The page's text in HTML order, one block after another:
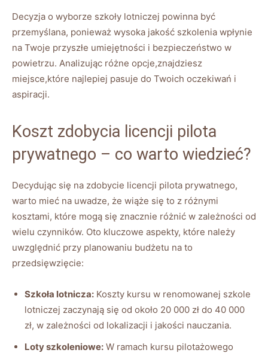
Decyzja o wyborze szkoły lotniczej powinna być
przemyślana, ponieważ ⁤wysoka ⁢jakość szkolenia‌ wpłynie
⁢na Twoje przyszłe umiejętności i bezpieczeństwo w
powietrzu. Analizując różne opcje,znajdziesz
miejsce,które najlepiej pasuje do Twoich oczekiwań ‌i
aspiracji.
Koszt zdobycia licencji pilota
prywatnego – ⁢co ‍warto wiedzieć?
Decydując się ‍na zdobycie licencji pilota ⁤prywatnego,‍
warto mieć na uwadze, że wiąże​ się to⁤ z‍ różnymi​
kosztami,⁢ które mogą się ‍znacznie ⁣różnić‍ w zależności⁣ od
wielu czynników. Oto kluczowe aspekty, które należy
⁣uwzględnić przy planowaniu budżetu na to‍
przedsięwzięcie:
Szkoła lotnicza: Koszty kursu w ⁣renomowanej ⁤szkole
lotniczej zaczynają się ‌od około 20 000 zł do 40 000
zł, w zależności od‍ lokalizacji⁤ i jakości nauczania.
Loty szkoleniowe: ⁣W ramach kursu‍ pilotażowego ​